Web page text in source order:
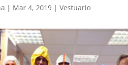
| Mar 4, 2019 |Vestuario